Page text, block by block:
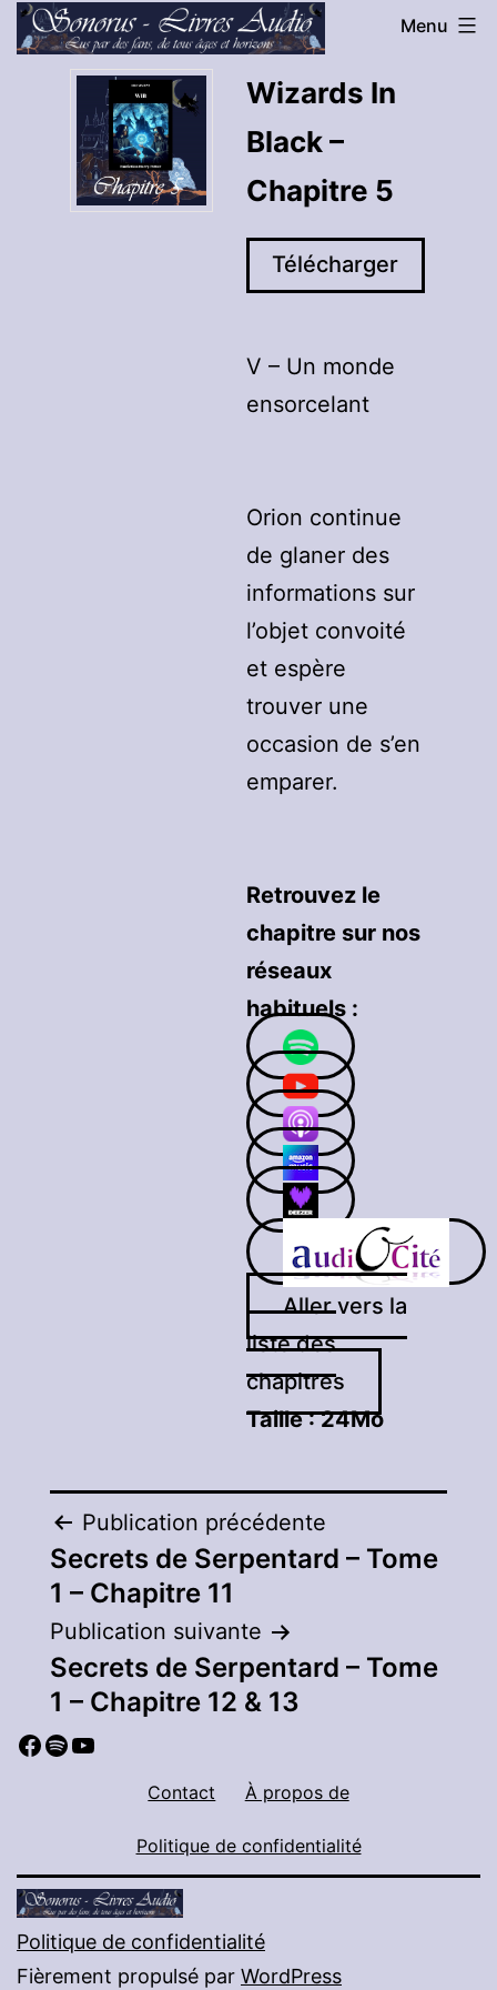
Aller
au
Sonorus
Menu
Wizards In
Black –
Chapitre 5
Télécharger
V – Un monde
ensorcelant
Orion continue
de glaner des
informations sur
l’objet convoité
et espère
trouver une
occasion de s’en
emparer.
Retrouvez le
chapitre sur nos
réseaux
habituels :
Aller vers la
liste des
chapitres
Taille :24Mo
Navigation
de
l’article
Publication précédente
Secrets de Serpentard – Tome
1 – Chapitre 11
Publication suivante
Secrets de Serpentard – Tome
1 – Chapitre 12 & 13
Facebook
Spotify
YouTube
Contact À propos de
Politique de confidentialité
Politique de confidentialité
Fièrement propulsé par WordPress